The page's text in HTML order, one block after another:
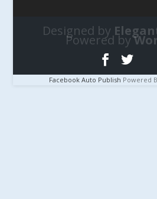
Designed by
Powered by
Facebook Auto Publish Powered